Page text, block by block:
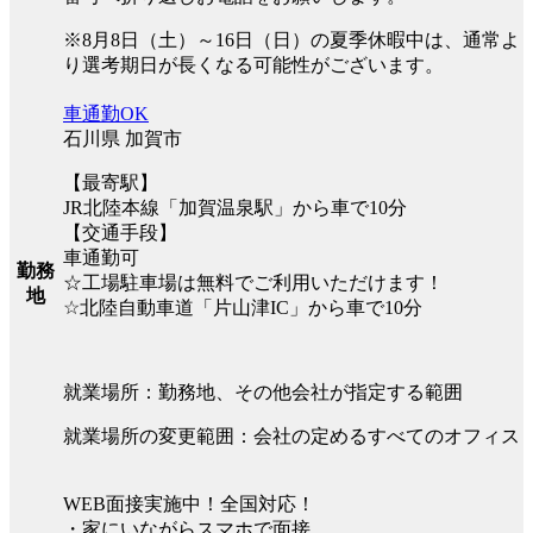
※8月8日（土）～16日（日）の夏季休暇中は、通常よ
り選考期日が長くなる可能性がございます。
勤務
地
車通勤OK
石川県 加賀市
【最寄駅】
JR北陸本線「加賀温泉駅」から車で10分
【交通手段】
車通勤可
☆工場駐車場は無料でご利用いただけます！
☆北陸自動車道「片山津IC」から車で10分
就業場所：勤務地、その他会社が指定する範囲
就業場所の変更範囲：会社の定めるすべてのオフィス
WEB面接実施中！全国対応！
・家にいながらスマホで面接。